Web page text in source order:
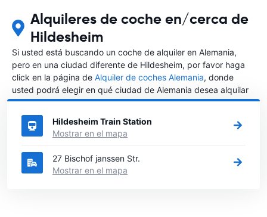
Alquileres de coche en/cerca de
Hildesheim
Si usted está buscando un coche de alquiler en Alemania,
pero en una ciudad diferente de Hildesheim, por favor haga
click en la página de Alquiler de coches Alemania, donde
usted podrá elegir en qué ciudad de Alemania desea alquilar
un coche.
Hildesheim Train Station
Mostrar en el mapa
27 Bischof janssen Str.
Mostrar en el mapa